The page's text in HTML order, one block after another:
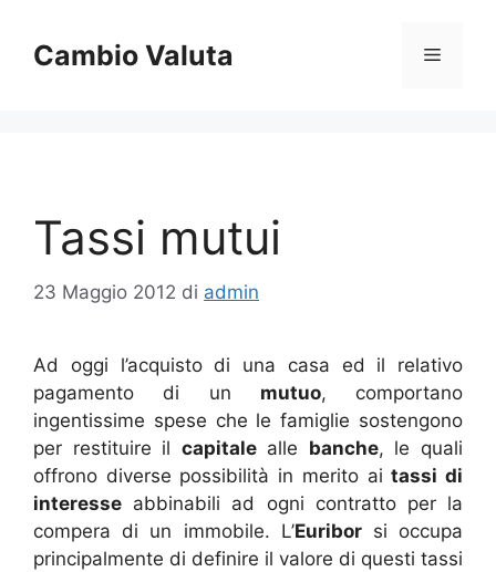
contenuto
Cambio Valuta Menu
Tassi mutui
23 Maggio 2012 di admin
Ad oggi l’acquisto di una casa ed il relativo
pagamento di un mutuo, comportano
ingentissime spese che le famiglie sostengono
per restituire il capitalealle banche, le quali
offrono diverse possibilità in merito aitassi di
interesse abbinabili ad ogni contratto per la
compera di un immobile. L’Euriborsi occupa
principalmente di definire il valore di questi tassi